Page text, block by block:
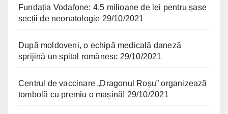
Fundația Vodafone: 4,5 milioane de lei pentru șase
secții de neonatologie 29/10/2021
După moldoveni, o echipă medicală daneză
sprijină un spital românesc 29/10/2021
Centrul de vaccinare „Dragonul Roșu” organizează
tombolă cu premiu o mașină! 29/10/2021